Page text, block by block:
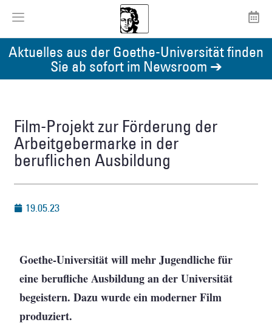
Aktuelles aus der Goethe-Universität finden
Sie ab sofort im Newsroom ➔
Film-Projekt zur Förderung der
Arbeitgebermarke in der
beruflichen Ausbildung
19.05.23
Goethe-Universität will mehr Jugendliche für
eine berufliche Ausbildung an der Universität
begeistern. Dazu wurde ein moderner Film
produziert.